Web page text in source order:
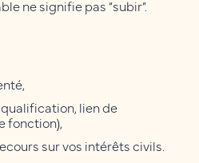
ne signifie pas “subir”.
lien de
fonction),
sur vos intérêts civils.